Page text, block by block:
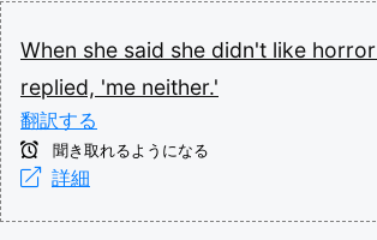
When she said she didn't like horror
replied, 'me neither.'
翻訳する
聞き取れるようになる
詳細